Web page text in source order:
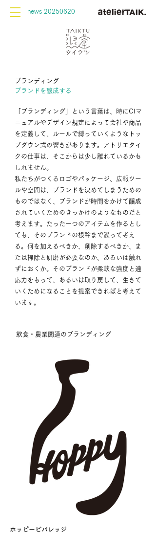
news 20250620
ブランディング
ブランドを醸成する
「ブランディング」という言葉は、時にCIマ
ニュアルやデザイン規定によって会社や商品
を定義して、ルールで縛っていくようなトッ
プダウン式の響きがあります。アトリエタイ
クの仕事は、そこからは少し離れているかも
しれません。
私たちがつくるロゴやパッケージ、広報ツー
ルや空間は、ブランドを決めてしまうための
ものではなく、ブランドが時間をかけて醸成
されていくためのきっかけのようなものだと
考えます。たった一つのアイテムを作るとし
ても、そのブランドの根幹まで遡って考え
る。何を加えるべきか、削除するべきか、ま
たは掃除と研磨が必要なのか、あるいは触れ
ずにおくか。そのブランドが柔軟な強度と適
応力をもって、あるいは取り戻して、生きて
いくためになることを提案できればと考えて
います。
飲食・農業関連のブランディング
ホッピービバレッジ